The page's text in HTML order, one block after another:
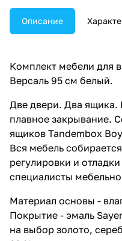
Экран под
Версаль 170
патина
Экран под
Версаль 180
24 161 ₽ x 1 шт
Описание
Комплект мебели для
Версаль 95 см белый.
Две двери. Два ящика.
плавное закрывание.
ящиков Tandembox
Вся мебель
регулировки и
специалисты
Материал основы -
Покрытие - эмаль
на выбор золото,